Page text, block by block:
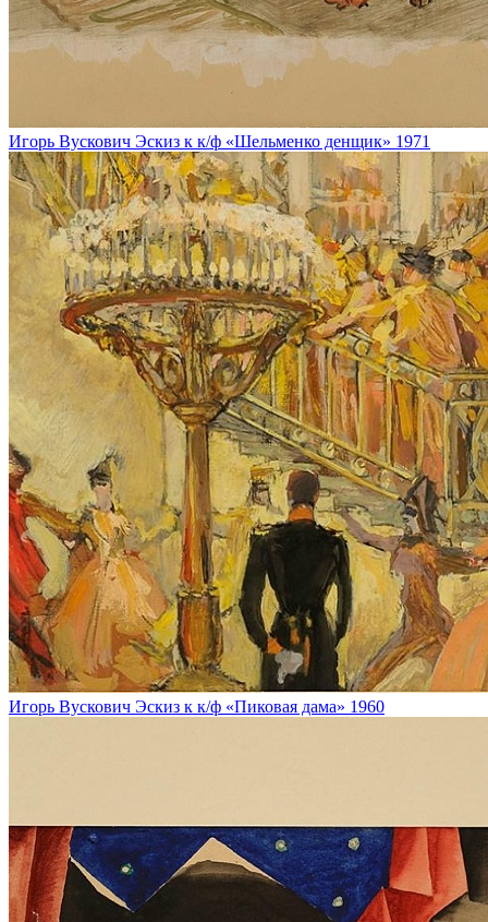
Игорь Вускович Эскиз к к/ф «Шельменко денщик» 1971
Игорь Вускович Эскиз к к/ф «Пиковая дама» 1960